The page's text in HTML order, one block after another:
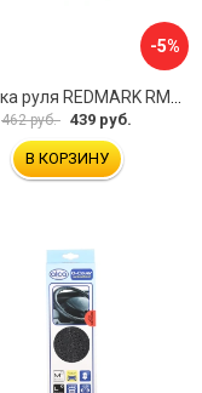
-5%
Оплетка руля REDMARK RM78002
462 руб. 439 руб.
В КОРЗИНУ